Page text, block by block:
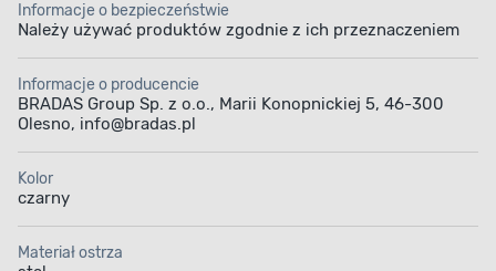
Informacje o bezpieczeństwie
Należy używać produktów zgodnie z ich przeznaczeniem
Informacje o producencie
BRADAS Group Sp. z o.o., Marii Konopnickiej 5, 46-300
Olesno, info@bradas.pl
Kolor
czarny
Materiał ostrza